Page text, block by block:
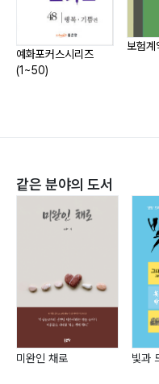
3. 잘 했게 못 했게?
4장 가슴 설레이는 일
1) 프라임 코팅(Prime
2) 기층(Binder
3) 택 코팅(Tack
4) 표층(Wearing
5. 역시 안 빠지는 게
1) Tandem
Roller)
2) 타이어 롤라
3) 진동 롤러(Vibratory
예화포커스시리즈
(1~50)
보험계
같은 분야의 도서
미완인 채로 빛과